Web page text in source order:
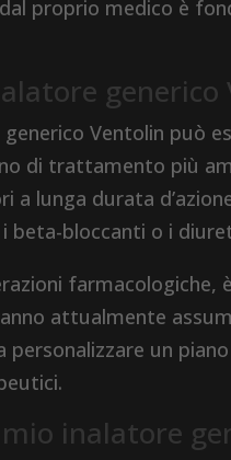
proprio medico è
Ventolin può
di trattamento più
a lunga durata
beta-bloccanti o i
attualmente
personalizzare un
inalatore